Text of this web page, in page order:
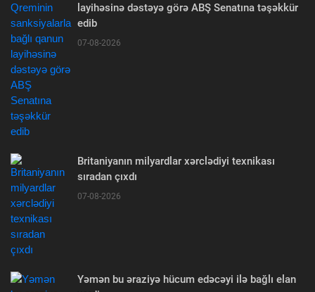
layihəsinə dəstəyə görə ABŞ Senatına təşəkkür
edib
07-08-2026
Britaniyanın milyardlar xərclədiyi texnikası
sıradan çıxdı
07-08-2026
Yəmən bu əraziyə hücum edəcəyi ilə bağlı elan